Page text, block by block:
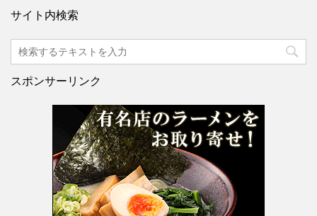
サイト内検索
スポンサーリンク